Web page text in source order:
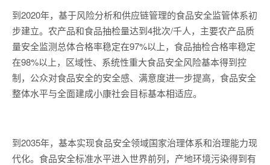
到2020年，基于风险分析和供应链管理的食品安全监管体系初
步建立。农产品和食品抽检量达到4批次/千人，主要农产品质
量安全监测总体合格率稳定在97%以上，食品抽检合格率稳定
在98%以上，区域性、系统性重大食品安全风险基本得到控
制，公众对食品安全的安全感、满意度进一步提高，食品安全
整体水平与全面建成小康社会目标基本相适应。
到2035年，基本实现食品安全领域国家治理体系和治理能力现
代化。食品安全标准水平进入世界前列，产地环境污染得到有